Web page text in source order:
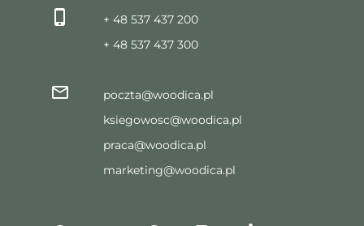
+ 48 537 437 200
+ 48 537 437 300
poczta@woodica.pl
ksiegowosc@woodica.pl
praca@woodica.pl
marketing@woodica.pl